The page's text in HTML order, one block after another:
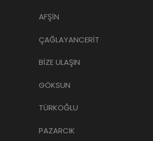
AFŞİN
ÇAĞLAYANCERİT
BİZE ULAŞIN
GÖKSUN
TÜRKOĞLU
PAZARCIK